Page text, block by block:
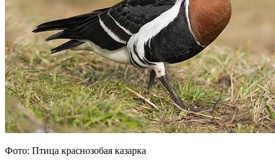
Фото: Птица краснозобая казарка